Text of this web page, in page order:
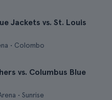
Jackets vs. St. Louis
• Colombo
vs. Columbus Blue
• Sunrise